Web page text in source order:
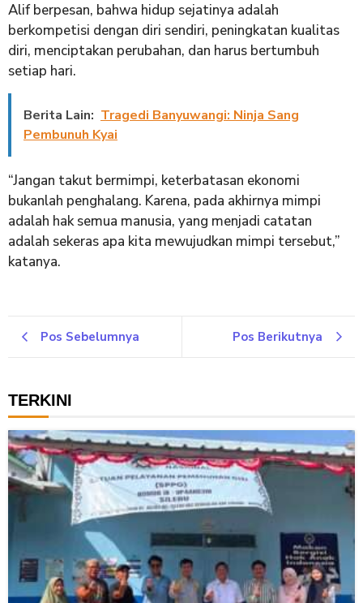
Alif berpesan, bahwa hidup sejatinya adalah
berkompetisi dengan diri sendiri, peningkatan kualitas
diri, menciptakan perubahan, dan harus bertumbuh
setiap hari.
Berita Lain: Tragedi Banyuwangi: Ninja Sang
Pembunuh Kyai
“Jangan takut bermimpi, keterbatasan ekonomi
bukanlah penghalang. Karena, pada akhirnya mimpi
adalah hak semua manusia, yang menjadi catatan
adalah sekeras apa kita mewujudkan mimpi tersebut,”
katanya.
Pos Sebelumnya Pos Berikutnya
TERKINI